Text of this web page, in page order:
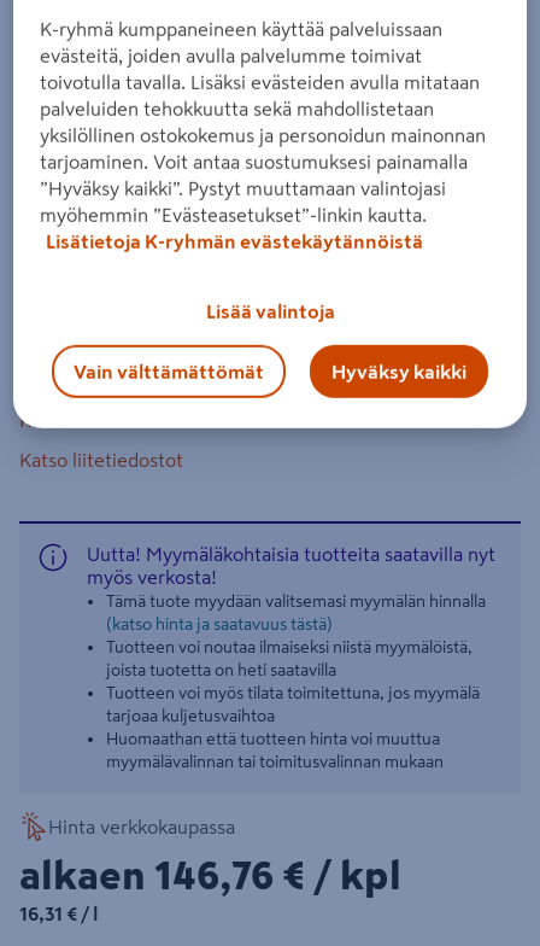
Puolihimmeä erikoismaali seinä- ja kattopinnoille
märkätiloissa ja tiloissa, joissa pinnalta vaaditaan pesun ja
kulutuksen kestävyyttä.
puolihimmeä
erikoisakrylaattimaali
Katso vastuullisuustiedot
Katso liitetiedostot
Uutta! Myymäläkohtaisia tuotteita saatavilla nyt
myös verkosta!
Tämä tuote myydään valitsemasi myymälän hinnalla
(katso hinta ja saatavuus tästä)
Tuotteen voi noutaa ilmaiseksi niistä myymälöistä,
joista tuotetta on heti saatavilla
Tuotteen voi myös tilata toimitettuna, jos myymälä
tarjoaa kuljetusvaihtoa
Huomaathan että tuotteen hinta voi muuttua
myymälävalinnan tai toimitusvalinnan mukaan
Hinta verkkokaupassa
alkaen 146,76€/kpl
146,76 € / kpl
16,31€/l
16,31 € / l
K-ryhmä kumppaneineen käyttää palveluissaan
evästeitä, joiden avulla palvelumme toimivat
toivotulla tavalla. Lisäksi evästeiden avulla mitataan
palveluiden tehokkuutta sekä mahdollistetaan
yksilöllinen ostokokemus ja personoidun mainonnan
tarjoaminen. Voit antaa suostumuksesi painamalla
”Hyväksy kaikki”. Pystyt muuttamaan valintojasi
myöhemmin ”Evästeasetukset”-linkin kautta.
Lisätietoja K-ryhmän evästekäytännöistä
Lisää valintoja
Vain välttämättömät Hyväksy kaikki